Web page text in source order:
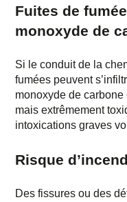
Fuites de
monoxyde de
Si le conduit de la
fumées peuvent
monoxyde de
mais extrêmement
intoxications graves
Risque
Des fissures ou des